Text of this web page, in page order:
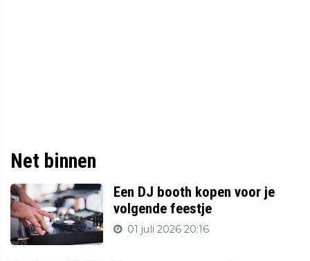
Net binnen
Een DJ booth kopen voor je
volgende feestje
01 juli 2026 20:16